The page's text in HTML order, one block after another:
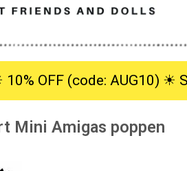
10% OFF (code: AUG10) ☀︎
Mini Amigas poppen